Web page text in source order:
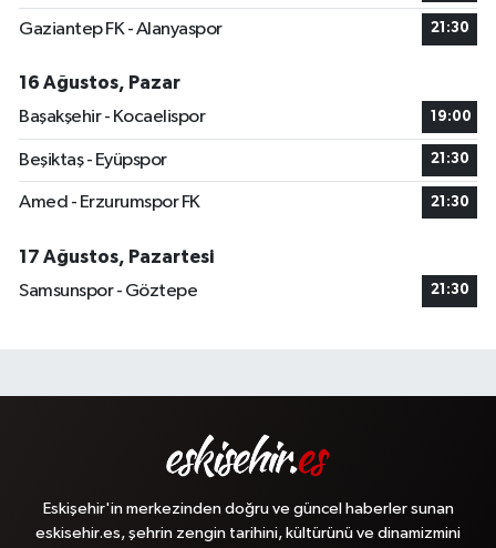
Gaziantep FK - Alanyaspor 21:30
16 Ağustos, Pazar
Başakşehir - Kocaelispor
19:00
Beşiktaş - Eyüpspor 21:30
Amed - Erzurumspor FK 21:30
17 Ağustos, Pazartesi
Samsunspor - Göztepe
21:30
Eskişehir'in merkezinden doğru ve güncel haberler sunan
eskisehir.es, şehrin zengin tarihini, kültürünü ve dinamizmini